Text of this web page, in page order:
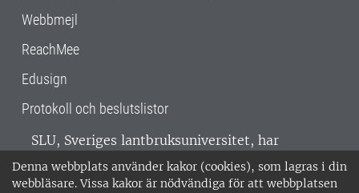
Denna webbplats använder kakor (cookies), som lagras i din
webbläsare. Vissa kakor är nödvändiga för att webbplatsen
Webbmejl
ReachMee
Edusign
Protokoll och beslutslistor
SLU, Sveriges lantbruksuniversitet, har
verksamhet över hela Sverige. Huvudorter är
Alnarp, Uppsala och Umeå.SLU är